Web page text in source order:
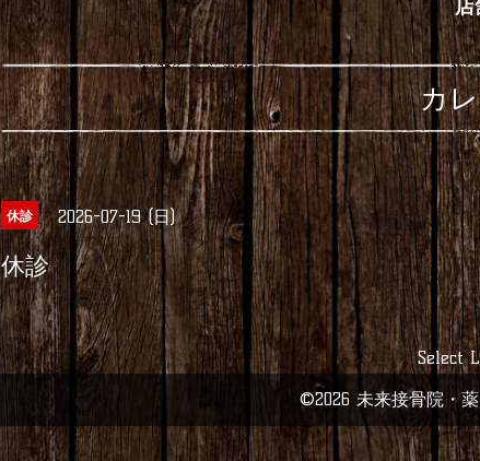
店
カ
休診 2026-07-19 (日)
休診
Select
©2026 未来接骨院・